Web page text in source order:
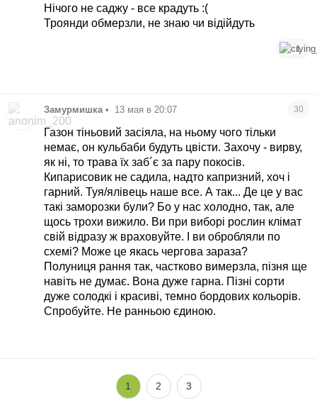
Нічого не саджу - все крадуть :(
Троянди обмерзли, не знаю чи відійдуть
1
Замурмишка • 13 мая в 20:07 30
Газон тіньовий засіяла, на ньому чого тільки
немає, он кульбаби будуть цвісти. Захочу - вирву,
як ні, то трава їх заб´є за пару покосів.
Кипарисовик не садила, надто капризний, хоч і
гарний. Туя/ялівець наше все. А так... Де це у вас
такі заморозки були? Бо у нас холодно, так, але
щось трохи вижило. Ви при виборі рослин клімат
свій відразу ж враховуйте. І ви обробляли по
схемі? Може це якась чергова зараза?
Полуниця рання так, частково вимерзла, пізня ще
навіть не думає. Вона дуже гарна. Пізні сорти
дуже солодкі і красиві, темно бордових кольорів.
Спробуйте. Не ранньою єдиною.
1 2 3